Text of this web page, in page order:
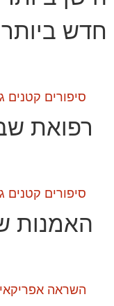
חדש ביותר
סיפורים קטנים
רפואת
סיפורים קטנים
האמנות
השראה